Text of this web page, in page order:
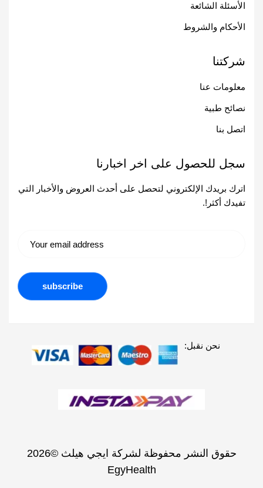
الأسئلة الشائعة
الأحكام والشروط
شركتنا
معلومات عنا
نصائح طبية
اتصل بنا
سجل للحصول على اخر اخبارنا
اترك بريدك الإلكتروني لتحصل على أحدث العروض والأخبار التي
تفيدك أكثر!.
حقوق النشر محفوظة لشركة ايجي هيلث ©2026
EgyHealth
نحن نقبل: